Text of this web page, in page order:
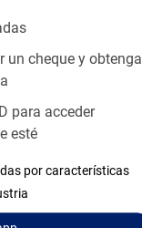
un cheque y obtenga
para acceder
esté
por características